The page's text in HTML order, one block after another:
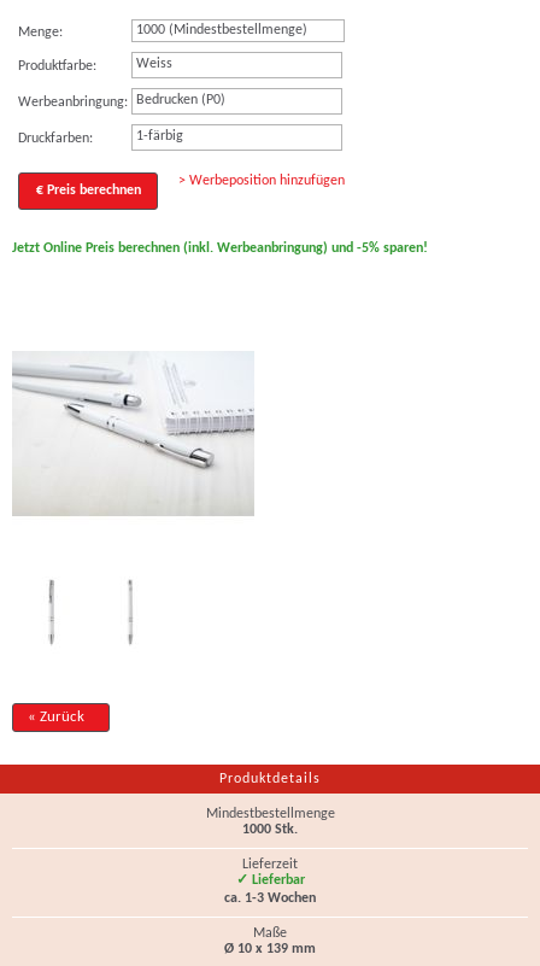
Menge:
Produktfarbe: Weiss
Werbeanbringung: Bedrucken (P0)
Druckfarben: 1-färbig
€ Preis berechnen
> Werbeposition hinzufügen
Jetzt Online Preis berechnen (inkl. Werbeanbringung) und -5% sparen!
« Zurück
Produktdetails
Mindestbestellmenge
1000 Stk.
Lieferzeit
✓ Lieferbar
ca. 1-3 Wochen
Maße
Ø 10 x 139 mm